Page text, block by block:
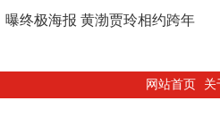
曝终极海报 黄渤贾玲相约跨年
网站首页 关